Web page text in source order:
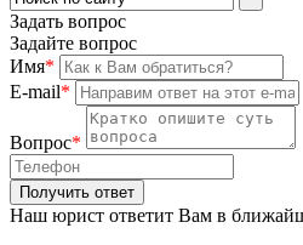
Задать вопрос
Задайте вопрос
Имя*
E-mail*
Вопрос*
Наш юрист ответит Вам в